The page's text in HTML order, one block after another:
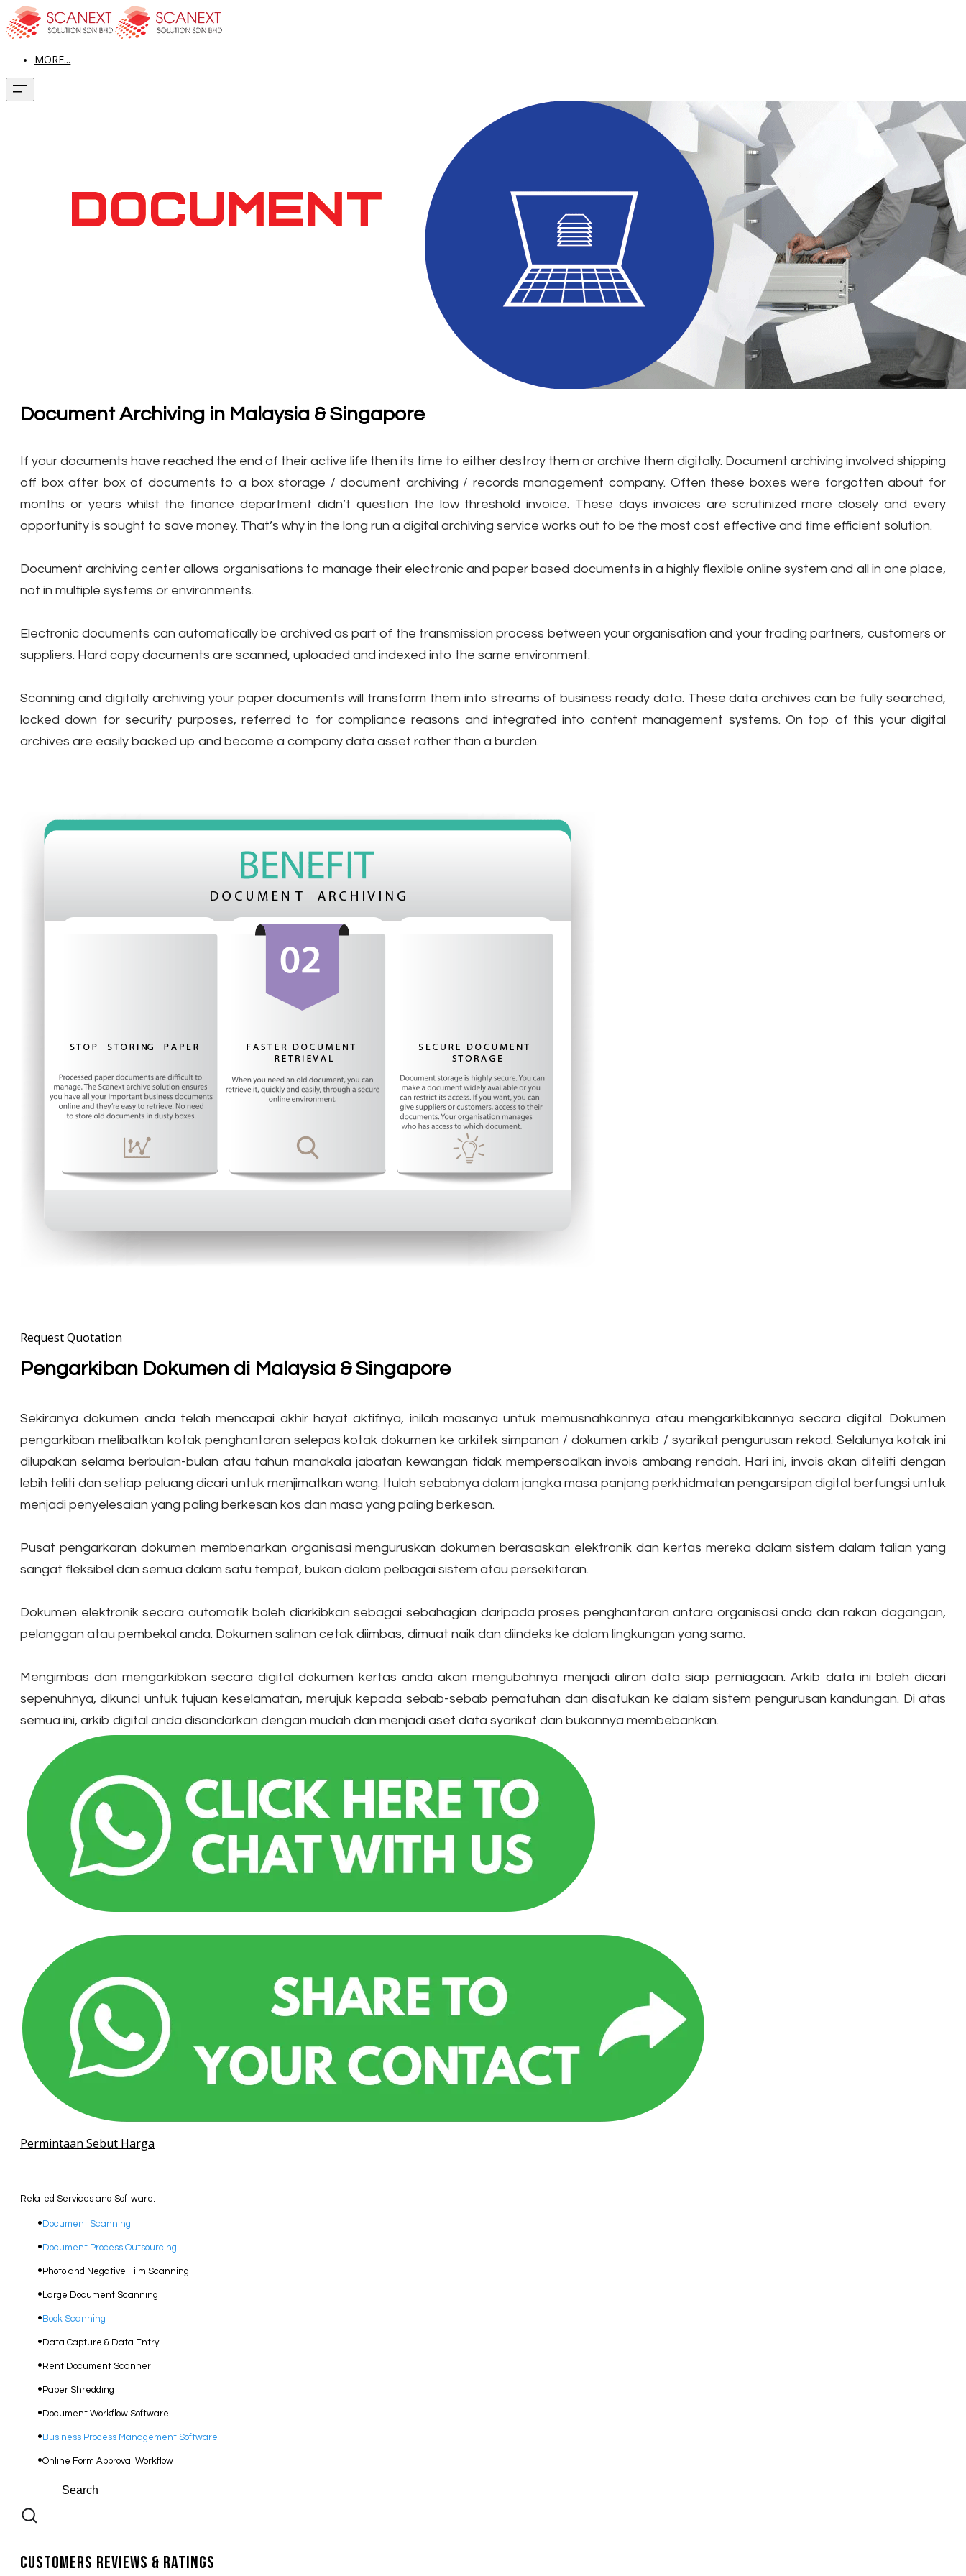
MORE...
Document Archiving in Malaysia & Singapore
If your documents have reached the end of their active life then its time to either destroy them or archive them digitally. Document archiving involved shipping
off box after box of documents to a box storage / document archiving / records management company. Often these boxes were forgotten about for
months or years whilst the finance department didn’t question the low threshold invoice. These days invoices are scrutinized more closely and every
opportunity is sought to save money. That’s why in the long run a digital archiving service works out to be the most cost effective and time efficient solution.
Document archiving center allows organisations to manage their electronic and paper based documents in a highly flexible online system and all in one place,
not in multiple systems or environments.
​Electronic documents can automatically be archived as part of the transmission process between your organisation and your trading partners, customers or
suppliers. Hard copy documents are scanned, uploaded and indexed into the same environment.
Scanning and digitally archiving your paper documents will transform them into streams of business ready data. These data archives can be fully searched,
locked down for security purposes, referred to for compliance reasons and integrated into content management systems. On top of this your digital
archives are easily backed up and become a company data asset rather than a burden.
Request Quotation
Pengarkiban Dokumen di Malaysia & Singapore
Sekiranya dokumen anda telah mencapai akhir hayat aktifnya, inilah masanya untuk memusnahkannya atau mengarkibkannya secara digital. Dokumen
pengarkiban melibatkan kotak penghantaran selepas kotak dokumen ke arkitek simpanan / dokumen arkib / syarikat pengurusan rekod. Selalunya kotak ini
dilupakan selama berbulan-bulan atau tahun manakala jabatan kewangan tidak mempersoalkan invois ambang rendah. Hari ini, invois akan diteliti dengan
lebih teliti dan setiap peluang dicari untuk menjimatkan wang. Itulah sebabnya dalam jangka masa panjang perkhidmatan pengarsipan digital berfungsi untuk
menjadi penyelesaian yang paling berkesan kos dan masa yang paling berkesan.
Pusat pengarkaran dokumen membenarkan organisasi menguruskan dokumen berasaskan elektronik dan kertas mereka dalam sistem dalam talian yang
sangat fleksibel dan semua dalam satu tempat, bukan dalam pelbagai sistem atau persekitaran.
​Dokumen elektronik secara automatik boleh diarkibkan sebagai sebahagian daripada proses penghantaran antara organisasi anda dan rakan dagangan,
pelanggan atau pembekal anda. Dokumen salinan cetak diimbas, dimuat naik dan diindeks ke dalam lingkungan yang sama.
Mengimbas dan mengarkibkan secara digital dokumen kertas anda akan mengubahnya menjadi aliran data siap perniagaan. Arkib data ini boleh dicari
sepenuhnya, dikunci untuk tujuan keselamatan, merujuk kepada sebab-sebab pematuhan dan disatukan ke dalam sistem pengurusan kandungan. Di atas
semua ini, arkib digital anda disandarkan dengan mudah dan menjadi aset data syarikat dan bukannya membebankan.
Permintaan Sebut Harga
Related Services and Software:
Document Scanning
Document Process Outsourcing
Photo and Negative Film Scanning
​Large Document Scanning
Book Scanning
Data Capture & Data Entry
Rent Document Scanner
Paper Shredding
Document Workflow Software​
Business Process Management Software
Online Form Approval Workflow
Customers Reviews & Ratings